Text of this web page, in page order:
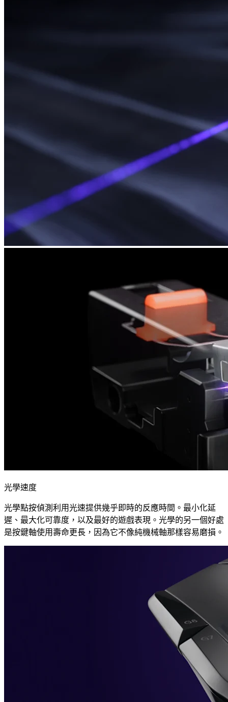
光學速度
光學點按偵測利用光速提供幾乎即時的反應時間。最小化延
遲、最大化可靠度，以及最好的遊戲表現。光學的另一個好處
是按鍵軸使用壽命更長，因為它不像純機械軸那樣容易磨損。